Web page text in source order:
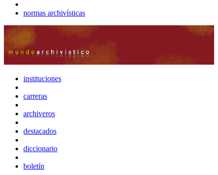
normas archivísticas
instituciones
carreras
archiveros
destacados
diccionario
boletín